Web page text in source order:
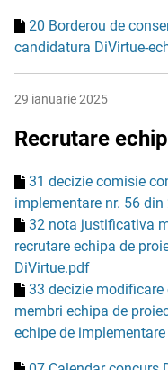
20 Borderou de
candidatura DiVirtue-
29 ianuarie 2025
Recrutare
31 decizie comisie
implementare nr. 56
32 nota justificativa
recrutare echipa de
DiVirtue.pdf
33 decizie modificare
membri echipa de
echipe de